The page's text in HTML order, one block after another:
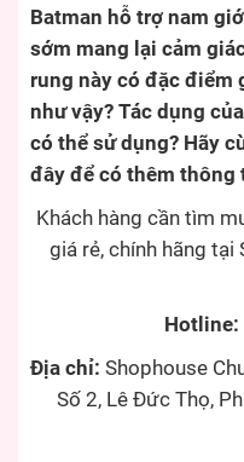
Batman hỗ trợ nam
sớm mang lại cảm
rung này có đặc điểm
như vậy? Tác dụng
có thể sử dụng? Hãy
đây để có thêm thông
Khách hàng cần tìm
giá rẻ, chính hãng tại
Hotline:
Địa chỉ: Shophouse
Số 2, Lê Đức Thọ,